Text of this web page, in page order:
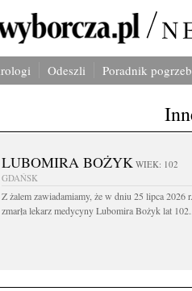
Odeszli Poradnik
LUBOMIRA BOŻYK WIEK: 102
GDAŃSK
Z żalem zawiadamiamy, że w dniu 25 lipca 2026 r.
zmarła lekarz medycyny Lubomira Bożyk lat